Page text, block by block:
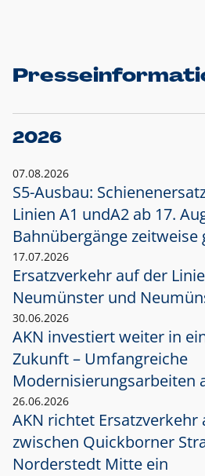
2026
07.08.2026
S5-Ausbau:
Linien A1 undA2 ab 17.
Bahnübergänge zeitweise
17.07.2026
Ersatzverkehr auf der
Neumünster und
30.06.2026
AKN investiert weiter in
Zukunft – Umfangreiche
Modernisierungsarbeiten
26.06.2026
AKN richtet Ersatzverkehr
zwischen Quickborner
Norderstedt Mitte ein